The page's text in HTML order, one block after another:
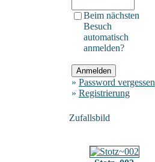
Beim nächsten
Besuch
automatisch
anmelden?
» Password vergessen
» Registrierung
Zufallsbild